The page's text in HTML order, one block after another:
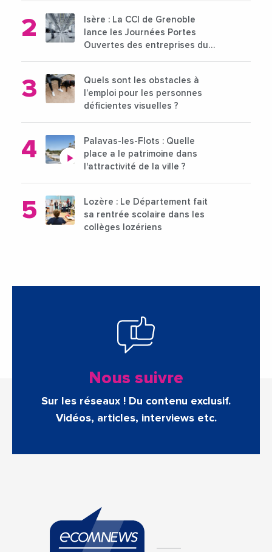
Isère : La CCI de Grenoble
lance les Journées Portes
Ouvertes des entreprises du
Quels sont les obstacles à
l’emploi pour les personnes
déficientes visuelles ?
Palavas-les-Flots : Quelle
place a le patrimoine dans
l'attractivité de la ville ?
Lozère : Le Département fait
sa rentrée scolaire dans les
collèges lozériens
Nous suivre
Sur les réseaux ! Du contenu exclusif.
Vidéos, articles, interviews etc.